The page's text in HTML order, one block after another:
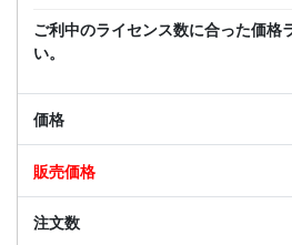
ご利中のライセンス数に合った価格
い。